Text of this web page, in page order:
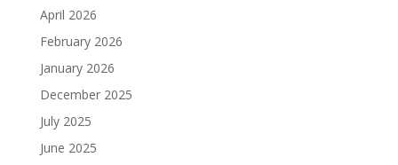
April 2026
February 2026
January 2026
December 2025
July 2025
June 2025